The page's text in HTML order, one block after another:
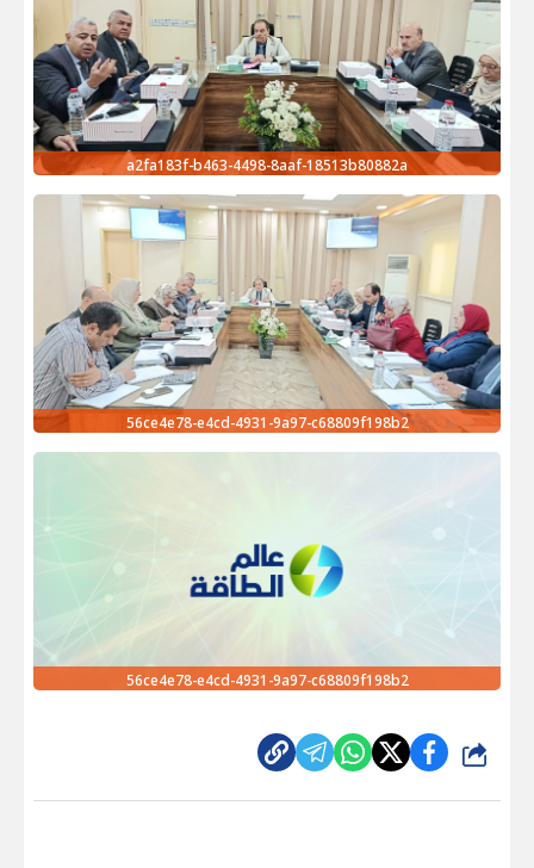
a2fa183f-b463-4498-8aaf-18513b80882a
56ce4e78-e4cd-4931-9a97-c68809f198b2
56ce4e78-e4cd-4931-9a97-c68809f198b2
شارك